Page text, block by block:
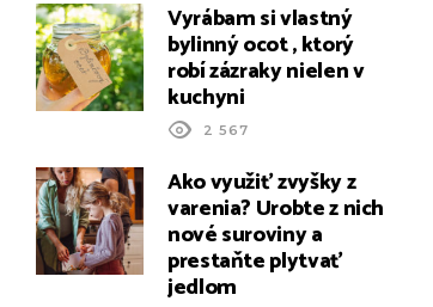
Vyrábam si vlastný
bylinný ocot , ktorý
robí zázraky nielen v
kuchyni
2 567
Ako využiť zvyšky z
varenia? Urobte z nich
nové suroviny a
prestaňte plytvať
jedlom